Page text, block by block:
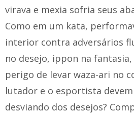
virava e mexia sofria seus
Como em um kata,
interior contra adversários
no desejo, ippon na
perigo de levar waza-ari no
lutador e o esportista
desviando dos desejos?